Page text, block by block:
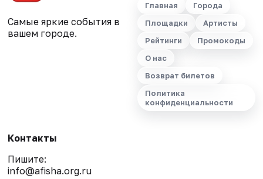
Самые яркие события в
вашем городе.
Главная
Города
Площадки
Артисты
Рейтинги
Промокоды
О нас
Возврат билетов
Политика
конфиденциальности
Контакты
Пишите:
info@afisha.org.ru